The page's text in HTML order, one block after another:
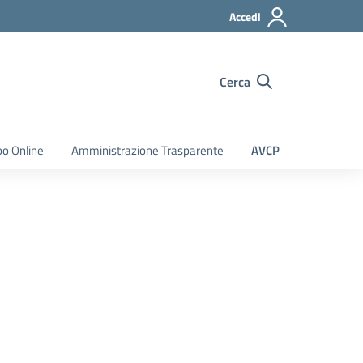
Accedi
Cerca
Online Amministrazione Trasparente AVCP